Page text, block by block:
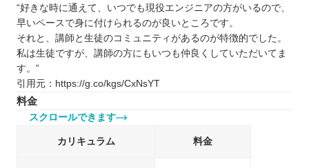
“好きな時に通えて、いつでも現役エンジニアの方がいるので、
早いペースで身に付けられるのが良いところです。
それと、講師と生徒のコミュニティがあるのが特徴的でした。
私は生徒ですが、講師の方にもいつも仲良くしていただいてま
す。”
引用元：https://g.co/kgs/CxNsYT
料金
スクロールできます
カリキュラム 料金